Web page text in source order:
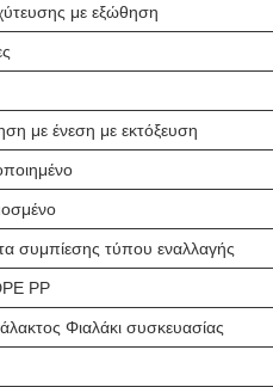
με εξώθηση
με ένεση με εκτόξευση
συμπίεσης τύπου εναλλαγής
PP
Φιαλάκι συσκευασίας